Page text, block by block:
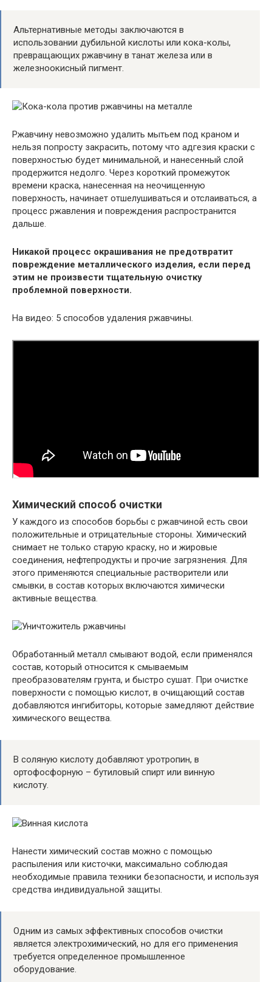
Альтернативные методы заключаются в
использовании дубильной кислоты или кока-колы,
превращающих ржавчину в танат железа или в
железноокисный пигмент.
Ржавчину невозможно удалить мытьем под краном и
нельзя попросту закрасить, потому что адгезия краски с
поверхностью будет минимальной, и нанесенный слой
продержится недолго. Через короткий промежуток
времени краска, нанесенная на неочищенную
поверхность, начинает отшелушиваться и отслаиваться, а
процесс ржавления и повреждения распространится
дальше.
Никакой процесс окрашивания не предотвратит
повреждение металлического изделия, если перед
этим не произвести тщательную очистку
проблемной поверхности.
На видео: 5 способов удаления ржавчины.
Химический способ очистки
У каждого из способов борьбы с ржавчиной есть свои
положительные и отрицательные стороны. Химический
снимает не только старую краску, но и жировые
соединения, нефтепродукты и прочие загрязнения. Для
этого применяются специальные растворители или
смывки, в состав которых включаются химически
активные вещества.
Обработанный металл смывают водой, если применялся
состав, который относится к смываемым
преобразователям грунта, и быстро сушат. При очистке
поверхности с помощью кислот, в очищающий состав
добавляются ингибиторы, которые замедляют действие
химического вещества.
В соляную кислоту добавляют уротропин, в
ортофосфорную – бутиловый спирт или винную
кислоту.
Нанести химический состав можно с помощью
распыления или кисточки, максимально соблюдая
необходимые правила техники безопасности, и используя
средства индивидуальной защиты.
Одним из самых эффективных способов очистки
является электрохимический, но для его применения
требуется определенное промышленное
оборудование.